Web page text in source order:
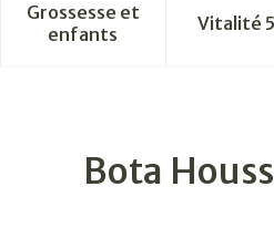
Beauté, soins et
sous-menu pour la catégorie
Grossesse et
enfantsAfficher le sous-Vitalité
Pu Fer A
Bota